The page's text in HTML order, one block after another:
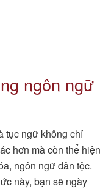
ngôn ngữ
tục ngữ không chỉ
hơn mà còn thể hiện
ngôn ngữ dân tộc.
này, bạn sẽ ngày